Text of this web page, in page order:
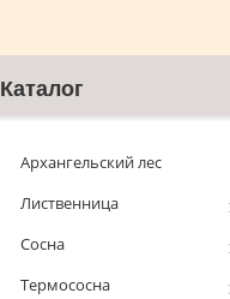
Каталог
Архангельский лес
Лиственница
Сосна
Термососна